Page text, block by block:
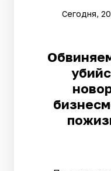
Сегодня,